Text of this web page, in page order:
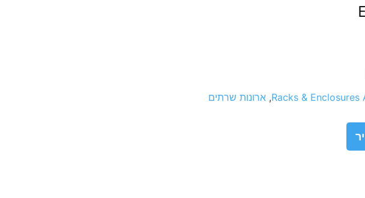
Racks & Enclosures
, ארונות שרתים